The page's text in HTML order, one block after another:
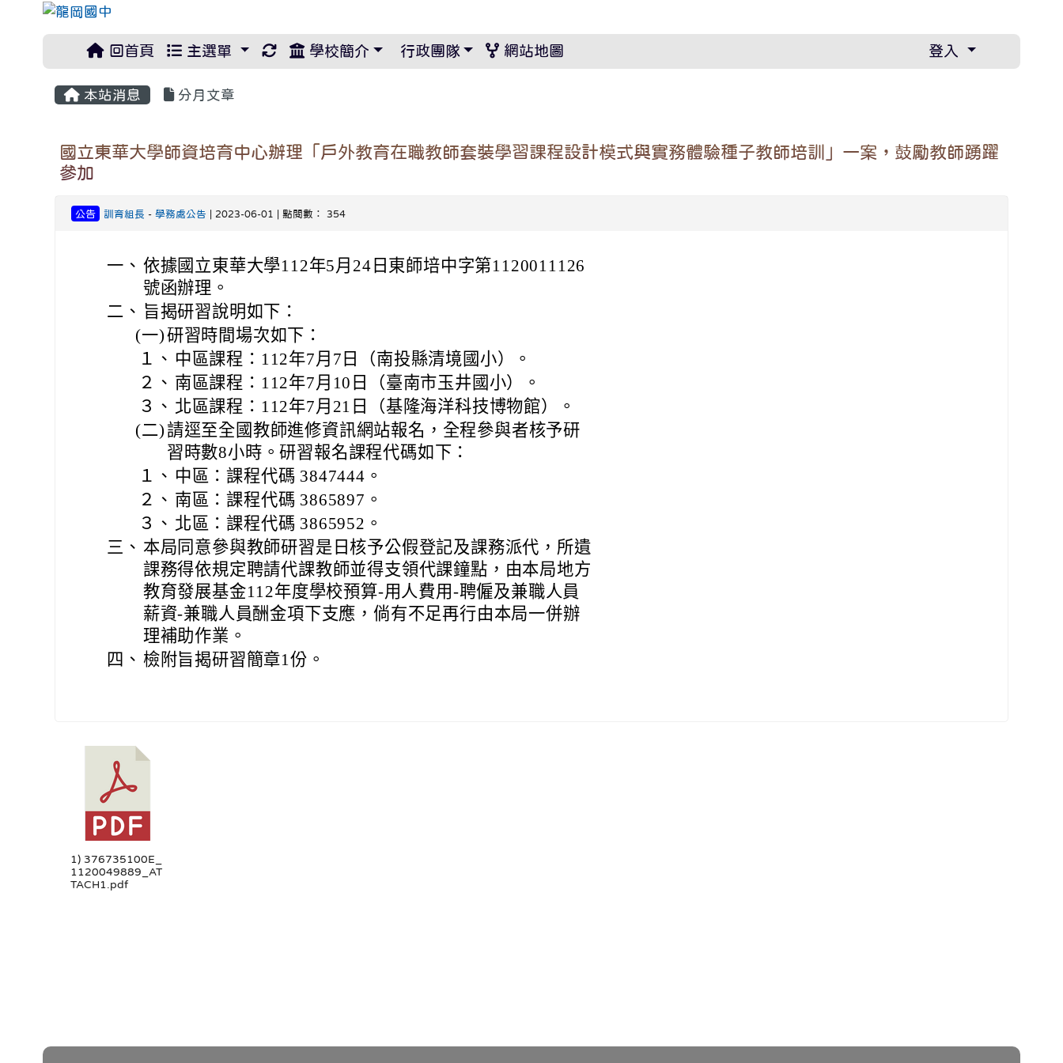
回首頁 主選單 重新取得佈景設定
學校簡介 行政團隊 網站地圖 登入
本站消息 分月文章
國立東華大學師資培育中心辦理「戶外教育在職教師套裝學習課程設計模式與實務體驗種子教師培訓」一案，鼓勵教師踴躍
參加
公告 訓育組長 - 學務處公告 | 2023-06-01 | 點閱數： 354
一、 依據國立東華大學112年5月24日東師培中字第1120011126
號函辦理。
二、 旨揭研習說明如下：
(一)研習時間場次如下：
１、 中區課程：112年7月7日（南投縣清境國小）。
２、 南區課程：112年7月10日（臺南市玉井國小）。
３、 北區課程：112年7月21日（基隆海洋科技博物館）。
(二) 請逕至全國教師進修資訊網站報名，全程參與者核予研
習時數8小時。研習報名課程代碼如下：
１、 中區：課程代碼 3847444。
２、 南區：課程代碼 3865897。
３、 北區：課程代碼 3865952。
三、 本局同意參與教師研習是日核予公假登記及課務派代，所遺
課務得依規定聘請代課教師並得支領代課鐘點，由本局地方
教育發展基金112年度學校預算-用人費用-聘僱及兼職人員
薪資-兼職人員酬金項下支應，倘有不足再行由本局一併辦
理補助作業。
四、 檢附旨揭研習簡章1份。
1) 376735100E_
1120049889_AT
TACH1.pdf